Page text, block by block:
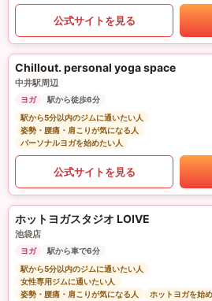
公式サイトを見る
Chillout. personal yoga space
中井駅周辺
ヨガ
駅から徒歩6分
駅から5分以内のジムに通いたい人
姿勢・腰痛・肩こりが気になる人
パーソナルヨガを始めたい人
公式サイトを見る
ホットヨガスタジオ LOIVE
池袋店
ヨガ
駅から車で6分
駅から5分以内のジムに通いたい人
女性専用ジムに通いたい人
姿勢・腰痛・肩こりが気になる人
ホットヨガを始